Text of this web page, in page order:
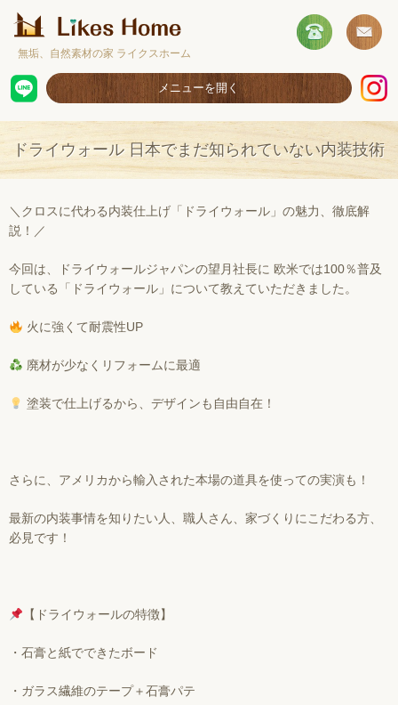
無垢、自然素材の家 ライクスホーム
メニューを開く
ホーム
コンセプト
取扱商品
お客様の声
ドライウォール 日本でまだ知られていない内装技術
＼クロスに代わる内装仕上げ「ドライウォール」の魅力、徹底解
説！／
今回は、ドライウォールジャパンの望月社長に 欧米では100％普及
している「ドライウォール」について教えていただきました。
火に強くて耐震性UP
廃材が少なくリフォームに最適
塗装で仕上げるから、デザインも自由自在！
さらに、アメリカから輸入された本場の道具を使っての実演も！
最新の内装事情を知りたい人、職人さん、家づくりにこだわる方、
必見です！
【ドライウォールの特徴】
・石膏と紙でできたボード
・ガラス繊維のテープ＋石膏パテ